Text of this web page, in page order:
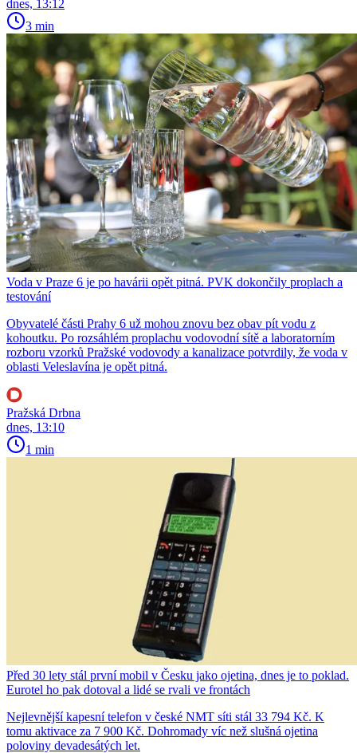
dnes, 13:12
3 min
Voda v Praze 6 je po havárii opět pitná. PVK dokončily proplach a
testování
Obyvatelé části Prahy 6 už mohou znovu bez obav pít vodu z
kohoutku. Po rozsáhlém proplachu vodovodní sítě a laboratorním
rozboru vzorků Pražské vodovody a kanalizace potvrdily, že voda v
oblasti Veleslavína je opět pitná.
Pražská Drbna
dnes, 13:10
1 min
Před 30 lety stál první mobil v Česku jako ojetina, dnes je to poklad.
Eurotel ho pak dotoval a lidé se rvali ve frontách
Nejlevnější kapesní telefon v české NMT síti stál 33 794 Kč. K
tomu aktivace za 7 900 Kč. Dohromady víc než slušná ojetina
poloviny devadesátých let.